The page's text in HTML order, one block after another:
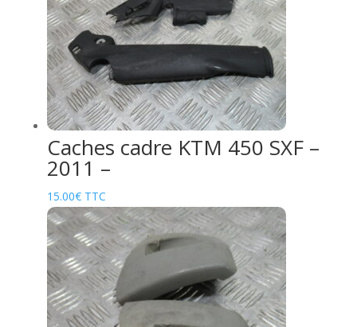
Caches cadre KTM 450 SXF –
2011 –
15.00€ TTC